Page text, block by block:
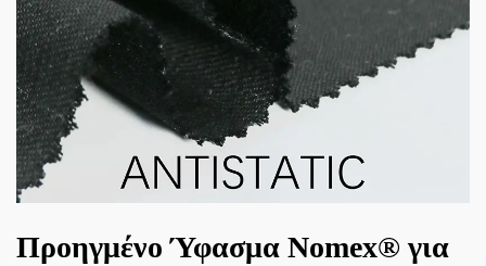
Προηγμένο Ύφασμα Nomex® για